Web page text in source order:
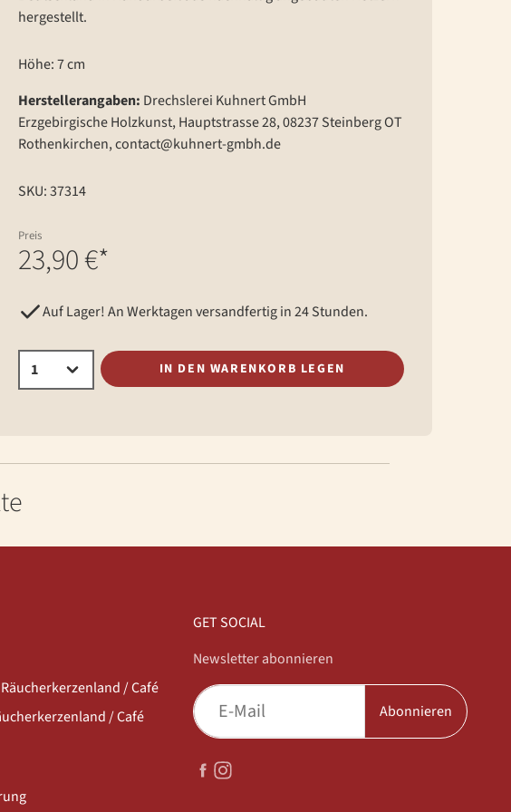
hergestellt.
Höhe: 7 cm
Herstellerangaben: Drechslerei Kuhnert GmbH
Erzgebirgische Holzkunst, Hauptstrasse 28, 08237 Steinberg OT
Rothenkirchen, contact@kuhnert-gmbh.de
SKU: 37314
Preis
23,90 €*
Auf Lager! An Werktagen versandfertig in 24 Stunden.
IN DEN WARENKORB LEGEN
/ Café
/ Café
GET SOCIAL
Newsletter abonnieren
Abonnieren